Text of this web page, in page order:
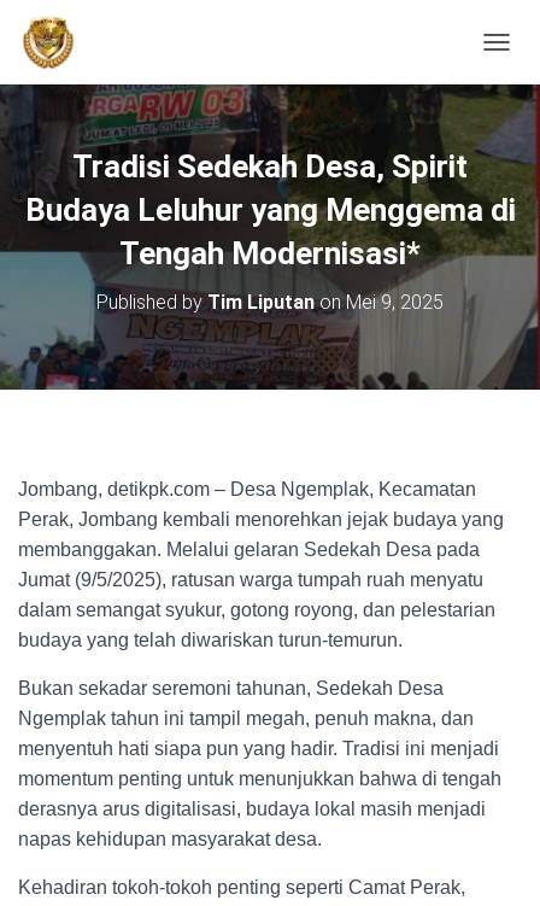
Tradisi Sedekah Desa, Spirit
Budaya Leluhur yang Menggema di
Tengah Modernisasi*
Published by Tim LiputanonMei 9, 2025
Jombang, detikpk.com – Desa Ngemplak, Kecamatan
Perak, Jombang kembali menorehkan jejak budaya yang
membanggakan. Melalui gelaran Sedekah Desa pada
Jumat (9/5/2025), ratusan warga tumpah ruah menyatu
dalam semangat syukur, gotong royong, dan pelestarian
budaya yang telah diwariskan turun-temurun.
Bukan sekadar seremoni tahunan, Sedekah Desa
Ngemplak tahun ini tampil megah, penuh makna, dan
menyentuh hati siapa pun yang hadir. Tradisi ini menjadi
momentum penting untuk menunjukkan bahwa di tengah
derasnya arus digitalisasi, budaya lokal masih menjadi
napas kehidupan masyarakat desa.
Kehadiran tokoh-tokoh penting seperti Camat Perak,